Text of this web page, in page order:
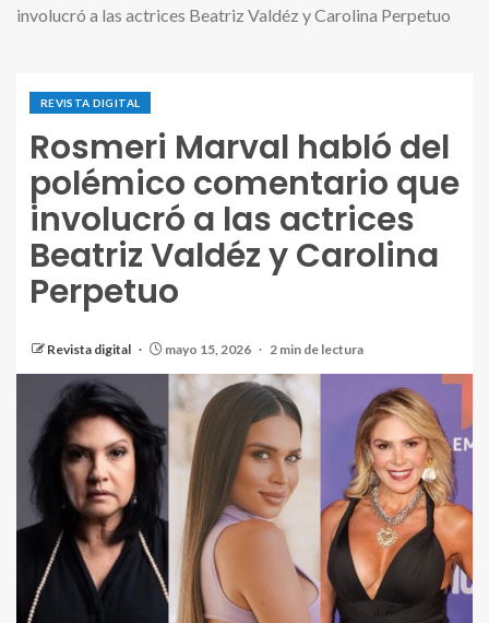
involucró a las actrices Beatriz Valdéz y Carolina Perpetuo
REVISTA DIGITAL
Rosmeri Marval habló del
polémico comentario que
involucró a las actrices
Beatriz Valdéz y Carolina
Perpetuo
Revista digital mayo 15, 2026 2 min de lectura